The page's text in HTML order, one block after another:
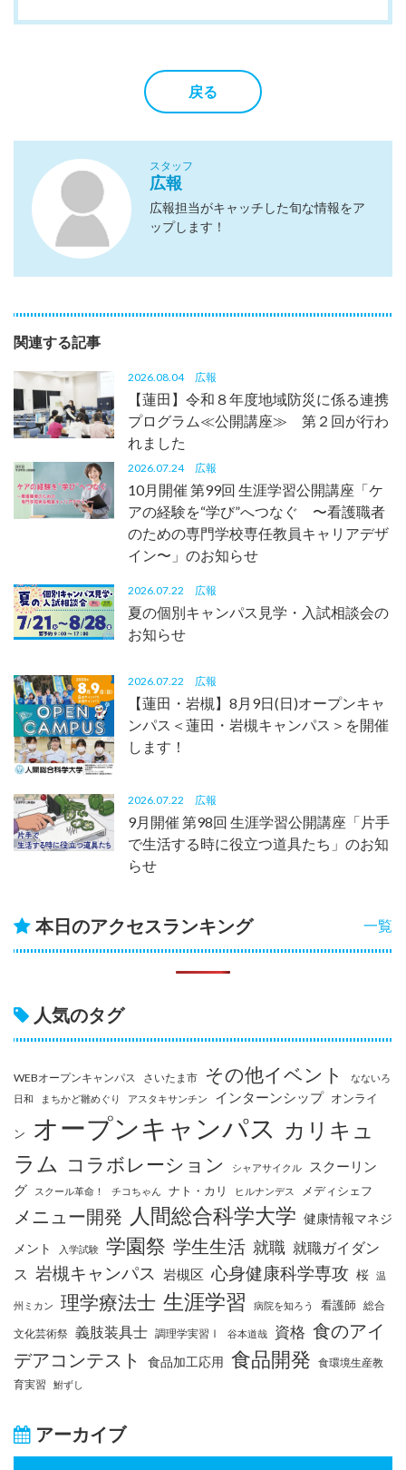
戻る
スタッフ
広報
広報担当がキャッチした旬な情報をア
ップします！
関連する記事
2026.08.04 広報
【蓮田】令和８年度地域防災に係る連携
プログラム≪公開講座≫ 第２回が行わ
れました
2026.07.24 広報
10月開催 第99回 生涯学習公開講座「ケ
アの経験を“学び”へつなぐ 〜看護職者
のための専門学校専任教員キャリアデザ
イン〜」のお知らせ
2026.07.22 広報
夏の個別キャンパス見学・入試相談会の
お知らせ
2026.07.22 広報
【蓮田・岩槻】8月9日(日)オープンキャ
ンパス＜蓮田・岩槻キャンパス＞を開催
します！
2026.07.22 広報
9月開催 第98回 生涯学習公開講座「片手
で生活する時に役立つ道具たち」のお知
らせ
一覧
本日のアクセスランキング
人気のタグ
WEBオープンキャンパス さいたま市 その他イベント
なないろ
日和
まちかど雛めぐり アスタキサンチン インターンシップ オンライ
ン オープンキャンパス カリキュ
ラム コラボレーション シャアサイクル
スクーリン
グ
スクール革命！ チコちゃん ナト・カリ ヒルナンデス メディシェフ
メニュー開発 人間総合科学大学 健康情報マネジ
メント
入学試験 学園祭 学生生活 就職 就職ガイダン
ス 岩槻キャンパス 岩槻区 心身健康科学専攻 桜 温
州ミカン 理学療法士 生涯学習 病院を知ろう 看護師 総合
文化芸術祭 義肢装具士 調理学実習Ⅰ 谷本道哉 資格 食のアイ
デアコンテスト
食品加工応用 食品開発 食環境生産教
育実習
鮒ずし
アーカイブ